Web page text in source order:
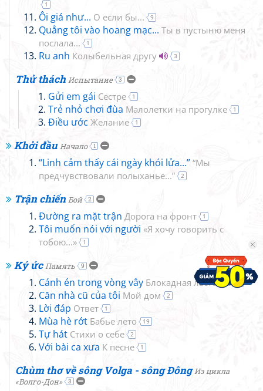
1
Ôi giá như... О если бы... 9
Quẳng tôi vào hoang mạc... Ты в пустыню меня
послала...
1
Ru anh Колыбельная другу 3
Thử thách Испытание 3
Gửi em gái Сестре 1
Trẻ nhỏ chơi đùa Малолетки на прогулке 1
Điều ước Желание 1
Khởi đầu Начало 1
“Linh cảm thấy cái ngày khói lửa...” “Мы
предчувствовали полыханье...”
2
Trận chiến Бой 2
Đường ra mặt trận Дорога на фронт 1
Tôi muốn nói với người «Я хочу говорить с
тобою...»
1
Ký ức Память 9
Cánh én trong vòng vây Блокадная ласточка 1
Căn nhà cũ của tôi Мой дом 2
Lời đáp Ответ 1
Mùa hè rớt Бабье лето 19
Tự hát Стихи о себе 2
Với bài ca xưa К песне 1
Chùm thơ về sông Volga - sông Đông Из цикла
«Волго-Дон»
3